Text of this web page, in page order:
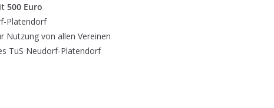
500 Euro
Platendorf
Nut­zung von allen Vereinen
TuS Neudorf-Platendorf